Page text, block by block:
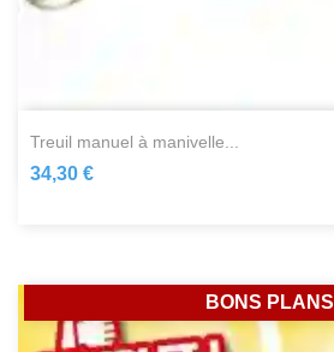
treuil manuel à manivelle...
34,30 €
BONS PLANS